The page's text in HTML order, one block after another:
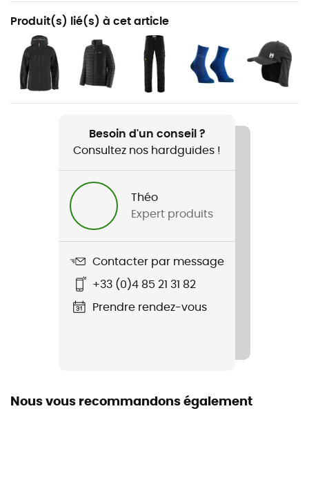
Recommandé pour
Randonnée / Trekking
Genre
Homme
Renegade GTX Mid
Technologies utilisées
Imperméabilité
Produit(s) lié(s) à cet article
Besoin d'un conseil ?
Consultez nos hardguides !
Théo
Expert produits
Contacter par message
+33 (0)4 85 21 31 82
Prendre rendez-vous
Nous vous recommandons également